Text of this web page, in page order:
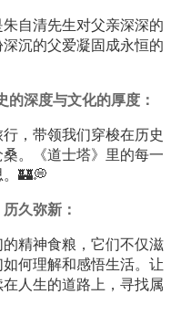
朱自清先生对父亲深深的
沉的父爱凝固成永恒的
的深度与文化的厚度：
，带领我们穿梭在历史
。《道士塔》里的每一
🏰💭
久弥新：
精神食粮，它们不仅滋
何理解和感悟生活。让
人生的道路上，寻找属